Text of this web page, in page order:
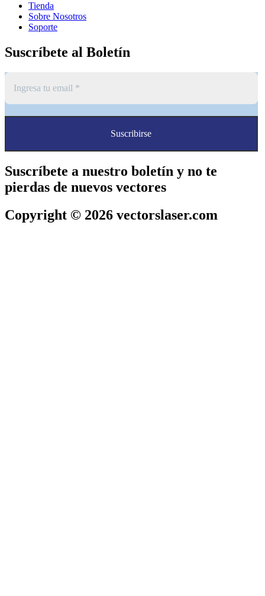
Tienda
Sobre Nosotros
Soporte
Suscríbete al Boletín
Suscríbete a nuestro boletín y no te
pierdas de nuevos vectores
Copyright © 2026 vectorslaser.com